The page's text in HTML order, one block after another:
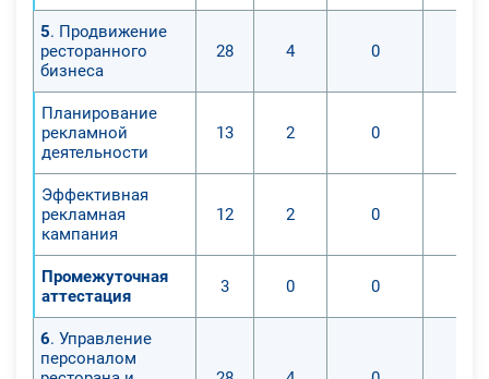
5. Продвижение
ресторанного
бизнеса
28 4 0
Планирование
рекламной
деятельности
13 2 0
Эффективная
рекламная
кампания
12 2 0
Промежуточная
аттестация
3 0 0
6. Управление
персоналом